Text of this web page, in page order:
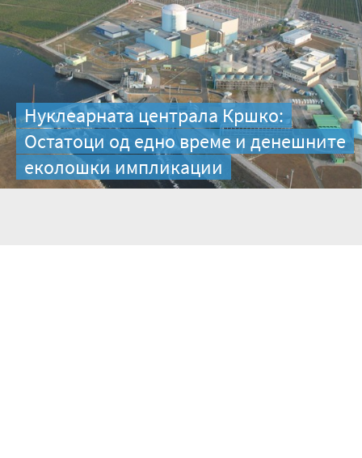
Нуклеарната централа Кршко:
Остатоци од едно време и денешните
еколошки импликации